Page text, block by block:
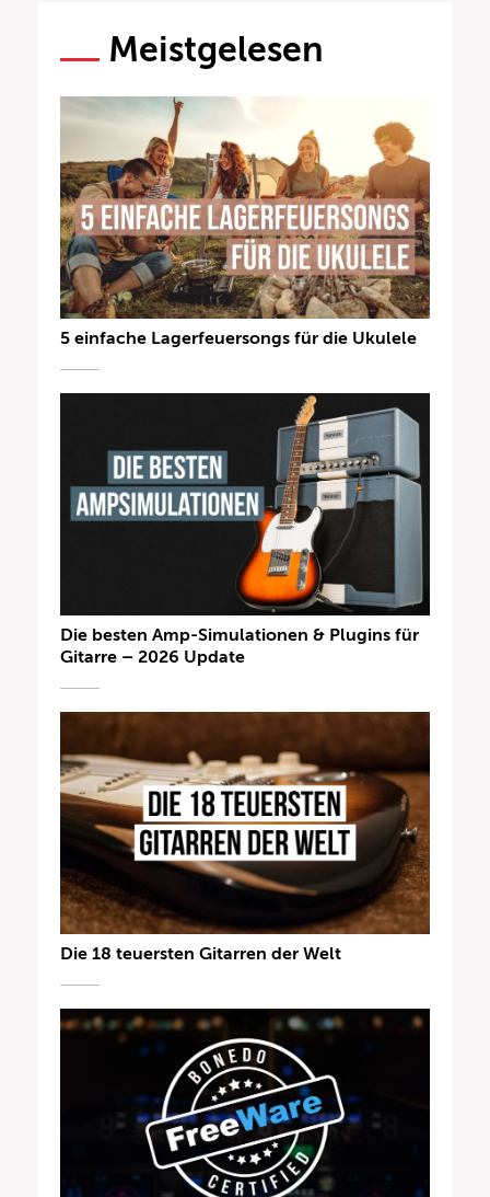
Meistgelesen
5 einfache Lagerfeuersongs für die Ukulele
Die besten Amp-Simulationen & Plugins für
Gitarre – 2026 Update
Die 18 teuersten Gitarren der Welt